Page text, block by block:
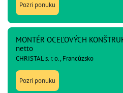
Pozri ponuku
MONTÉR OCEĽOVÝCH
netto
CHRISTAL s. r. o., Francúzsko
Pozri ponuku